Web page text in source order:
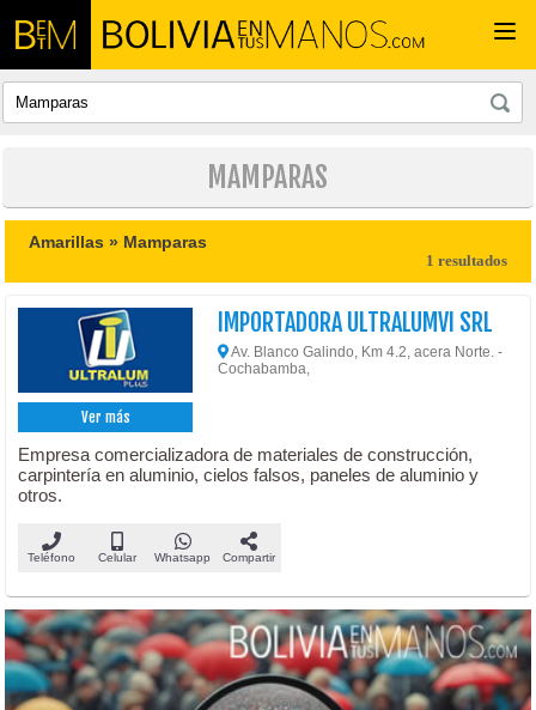
MAMPARAS
Amarillas » Mamparas
1 resultados
Ver más
IMPORTADORA ULTRALUMVI SRL
Av. Blanco Galindo, Km 4.2, acera Norte. -
Cochabamba,
Empresa comercializadora de materiales de construcción,
carpintería en aluminio, cielos falsos, paneles de aluminio y
otros.
Teléfono Celular Whatsapp Compartir